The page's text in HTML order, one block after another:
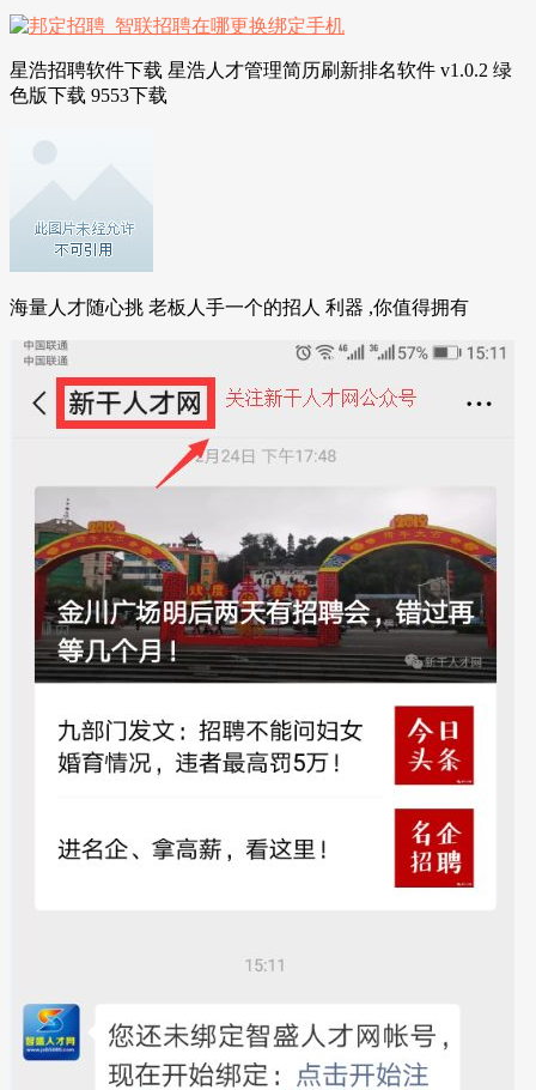
星浩招聘软件下载 星浩人才管理简历刷新排名软件 v1.0.2 绿
色版下载 9553下载
海量人才随心挑 老板人手一个的招人 利器 ,你值得拥有